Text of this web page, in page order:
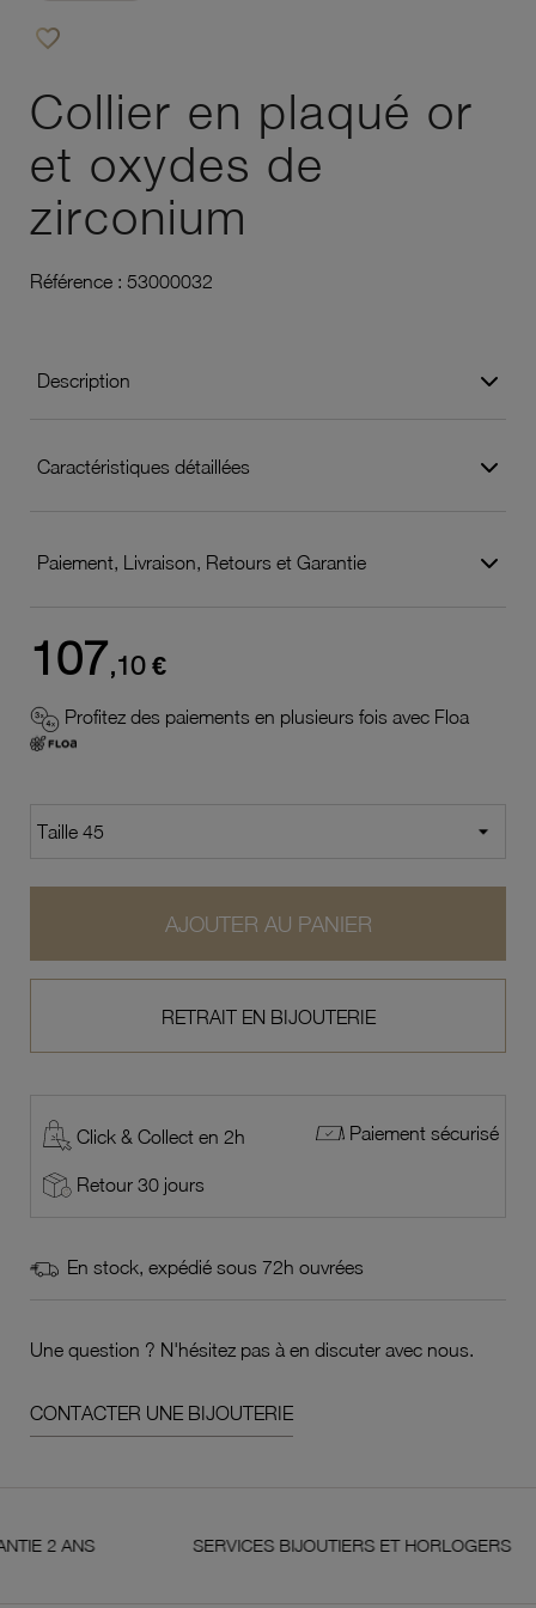
favorite_border
Collier en plaqué or
et oxydes de
zirconium
Référence : 53000032
Description
Caractéristiques détaillées
Paiement, Livraison, Retours et Garantie
107,10 €
Profitez des paiements en plusieurs fois avec Floa
AJOUTER AU PANIER
RETRAIT EN BIJOUTERIE
Click & Collect en 2h Paiement sécurisé
Retour 30 jours
En stock, expédié sous 72h ouvrées
Une question ? N'hésitez pas à en discuter avec nous.
CONTACTER UNE BIJOUTERIE
ANS SERVICES BIJOUTIERS ET HORLOGERS